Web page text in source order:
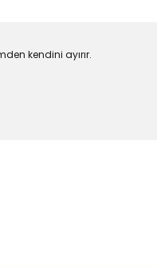
kendini ayırır.